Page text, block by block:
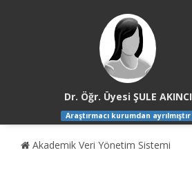
Dr. Öğr. Üyesi ŞULE AKINCI
Araştırmacı kurumdan ayrılmıştır
Akademik Veri Yönetim Sistemi